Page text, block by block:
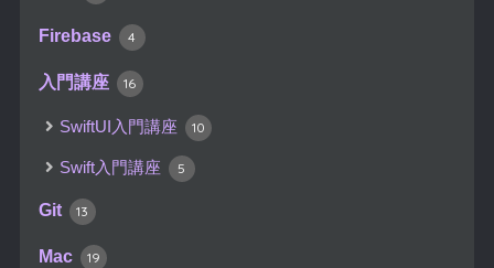
Firebase 4
入門講座 16
SwiftUI入門講座 10
Swift入門講座 5
Git 13
Mac 19